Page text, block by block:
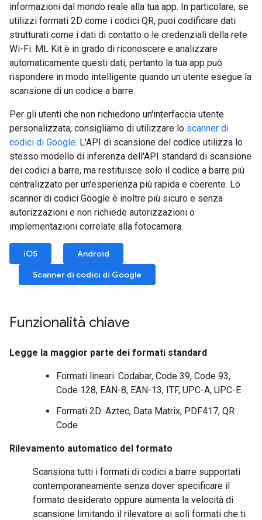
informazioni dal mondo reale alla tua app. In particolare, se
utilizzi formati 2D come i codici QR, puoi codificare dati
strutturati come i dati di contatto o le credenziali della rete
Wi-Fi. ML Kit è in grado di riconoscere e analizzare
automaticamente questi dati, pertanto la tua app può
rispondere in modo intelligente quando un utente esegue la
scansione di un codice a barre.
Per gli utenti che non richiedono un'interfaccia utente
personalizzata, consigliamo di utilizzare lo scanner di
codici di Google. L'API di scansione del codice utilizza lo
stesso modello di inferenza dell'API standard di scansione
dei codici a barre, ma restituisce solo il codice a barre più
centralizzato per un'esperienza più rapida e coerente. Lo
scanner di codici Google è inoltre più sicuro e senza
autorizzazioni e non richiede autorizzazioni o
implementazioni correlate alla fotocamera.
iOS
Android
Scanner di codici di Google
Funzionalità chiave
Legge la maggior parte dei formati standard
Formati lineari: Codabar, Code 39, Code 93,
Code 128, EAN-8, EAN-13, ITF, UPC-A, UPC-E
Formati 2D: Aztec, Data Matrix, PDF417, QR
Code
Rilevamento automatico del formato
Scansiona tutti i formati di codici a barre supportati
contemporaneamente senza dover specificare il
formato desiderato oppure aumenta la velocità di
scansione limitando il rilevatore ai soli formati che ti